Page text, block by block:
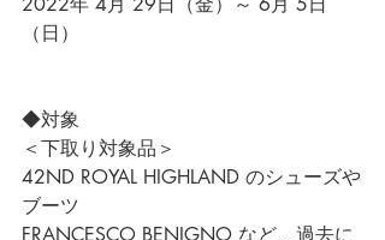
（日）
◆対象
＜下取り対象品＞
42ND ROYAL HIGHLAND のシューズや
ブーツ
FRANCESCO BENIGNO など、過去に